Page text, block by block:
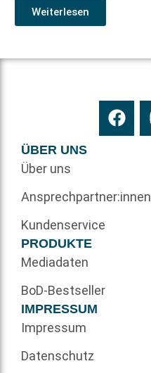
Weiterlesen
ÜBER UNS
Über uns
Ansprechpartner:innen
Kundenservice
PRODUKTE
Mediadaten
BoD-Bestseller
IMPRESSUM
Impressum
Datenschutz